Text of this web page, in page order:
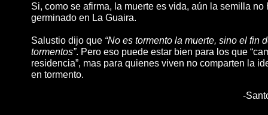
Si, como se afirma, la muerte es vida, aún la semilla no
germinado en La Guaira.
Salustio dijo que “No es tormento la muerte, sino el fin
tormentos”. Pero eso puede estar bien para los que
residencia”, mas para quienes viven no comparten la
en tormento.
-